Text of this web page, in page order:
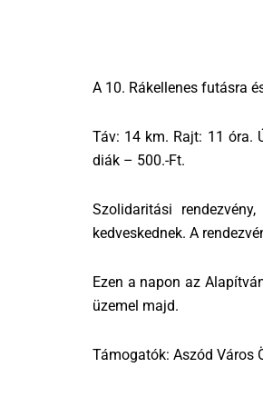
A 10. Rákellenes futásra
Táv: 14 km. Rajt: 11 óra.
diák – 500.-Ft.
Szolidaritási
kedveskednek. A
Ezen a napon az
üzemel majd.
Támogatók: Aszód Város